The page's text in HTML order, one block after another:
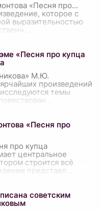
«Песня про...
которое с
выразительностью
«Песня про купца
М.Ю.
произведений
темы
«Песня про
про купца
центральное
строится всё
представл
советским